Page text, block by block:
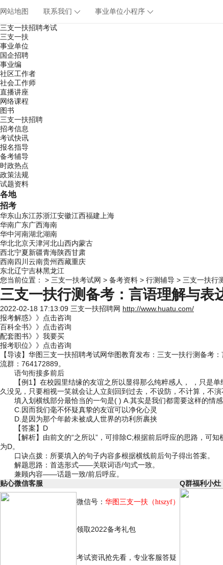
网站地图 联系我们 事业单位小程序
三支一扶招聘考试
三支一扶
事业单位
国企招聘
事业编
社区工作者
社会工作师
直播讲座
网络课程
图书
三支一扶招聘
招考信息
考试快讯
报名指导
备考辅导
时政热点
政策法规
试题资料
各地
招考
华东山东江苏浙江安徽江西福建 上海
华南广东广西海南
华中河南湖北湖南
华北北京天津河北山西内蒙古
西北宁夏新疆青海陕西甘肃
西南四川 云南贵州西藏重庆
东北辽宁吉林黑龙江
您当前位置：
> 三支一扶考试网 > 备考资料 > 行测辅导 > 三支一扶行
三支一扶行测备考：言语理解与表
2022-02-18 17:13:09 三支一扶招聘网 http://www.huatu.com/
报考解惑》》点击咨询
百科全书》》点击咨询
配套图书》》我要买
报考职位》》点击咨询
【导读】华图三支一扶招聘考试网华图教育发布： 三支一扶行测备考
流群：764172889。
语句衔接多前后
【例1】在校园里结缘的友谊之所以显得那么纯粹感人， ，只是
久没见，只要相视一笑就会让人立刻回到过去，不设防，不计算，不演
填入划横线部分最恰当的一句是( ) A.其实是我们都需要这样的情
C.因而我们毫不怀疑真挚的友谊可以净化心灵
D.是因为那个年龄未被成人世界的功利所裹挟
【答案】D
【解析】由前文的“之所以”，可排除C;根据前后呼应的思路，可
为D。
口诀点拨：所要填入的句子内容多根据横线前后句子得出答案。
解题思路：首选形式——关联词语/句式一致。
兼顾内容——话题一致/前后呼应。
贴心微信客服
Q群福利小灶
微信号： 华图三支一扶 （htszyf）
领取2022备考礼包
考试资讯抢先看，专业客服答疑